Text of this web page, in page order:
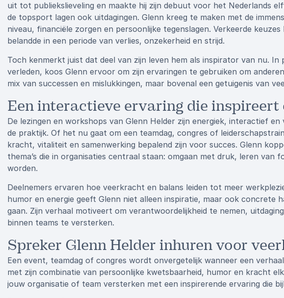
uit tot publiekslieveling en maakte hij zijn debuut voor het Nederlands
de topsport lagen ook uitdagingen. Glenn kreeg te maken met de
niveau, financiële zorgen en persoonlijke tegenslagen. Verkeerde
belandde in een periode van verlies, onzekerheid en strijd.
Toch kenmerkt juist dat deel van zijn leven hem als inspirator van nu. In
verleden, koos Glenn ervoor om zijn ervaringen te gebruiken om
mix van successen en mislukkingen, maar bovenal een getuigenis van
Een interactieve ervaring die
De lezingen en workshops van Glenn Helder zijn energiek, interactief
de praktijk. Of het nu gaat om een teamdag, congres of
kracht, vitaliteit en samenwerking bepalend zijn voor succes. Glenn
thema’s die in organisaties centraal staan: omgaan met druk, leren van
worden.
Deelnemers ervaren hoe veerkracht en balans leiden tot meer
humor en energie geeft Glenn niet alleen inspiratie, maar ook concrete
gaan. Zijn verhaal motiveert om verantwoordelijkheid te nemen,
binnen teams te versterken.
Spreker Glenn Helder inhuren voor
Een event, teamdag of congres wordt onvergetelijk wanneer een
met zijn combinatie van persoonlijke kwetsbaarheid, humor en kracht
jouw organisatie of team versterken met een inspirerende ervaring die